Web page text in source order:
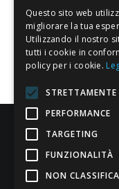
Pagamenti
ALDIGIÙ S.R.L. |
OPERATIVA:
aldigiusrl@pec.it |
Questo sito web
migliorare la tua
Utilizzando il nostro
tutti i cookie in
policy per i cookie.
STRETTAMENTE
PERFORMANCE
TARGETING
FUNZIONALITÀ
NON